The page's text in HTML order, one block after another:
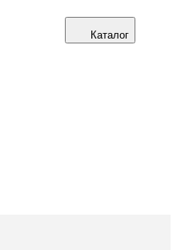
Каталог